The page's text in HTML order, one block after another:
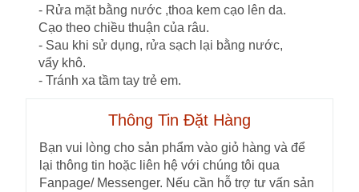
- Rửa mặt bằng nước ,thoa kem cạo lên da.
Cạo theo chiều thuận của râu.
- Sau khi sử dụng, rửa sạch lại bằng nước,
vẩy khô.
- Tránh xa tầm tay trẻ em.
Thông Tin Đặt Hàng
Bạn vui lòng cho sản phẩm vào giỏ hàng và để
lại thông tin hoặc liên hệ với chúng tôi qua
Fanpage/ Messenger. Nếu cần hỗ trợ tư vấn sản